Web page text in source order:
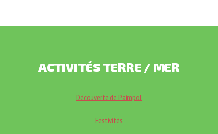
ACTIVITÉS TERRE / MER
Découverte de Paimpol
Festivités